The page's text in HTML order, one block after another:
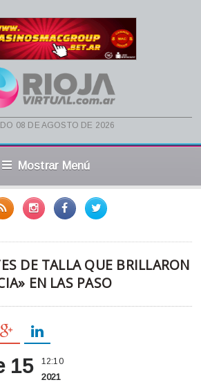
08 de agosto de 2026
Mostrar Menú
DE TALLA QUE BRILLARON
EN LAS PASO
15 12:10
2021